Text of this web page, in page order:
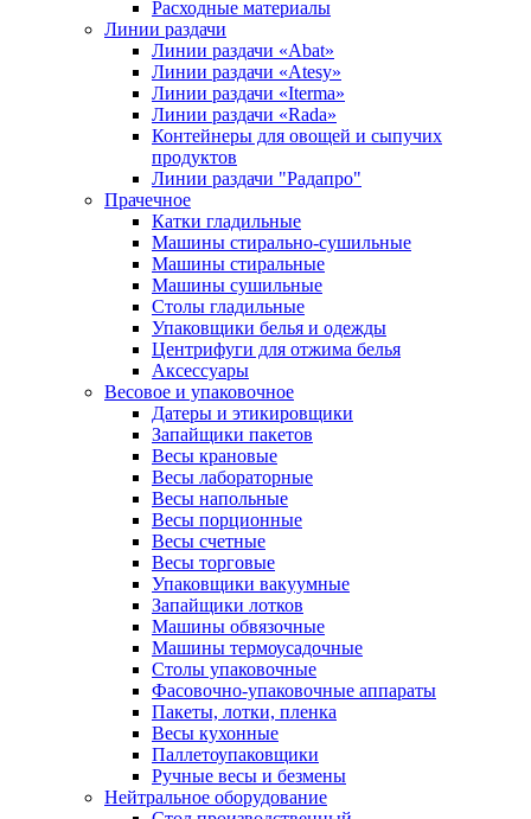
Расходные материалы
Линии раздачи
Линии раздачи «Abat»
Линии раздачи «Atesy»
Линии раздачи «Iterma»
Линии раздачи «Rada»
Контейнеры для овощей и сыпучих
продуктов
Линии раздачи "Радапро"
Прачечное
Катки гладильные
Машины стирально-сушильные
Машины стиральные
Машины сушильные
Столы гладильные
Упаковщики белья и одежды
Центрифуги для отжима белья
Аксессуары
Весовое и упаковочное
Датеры и этикировщики
Запайщики пакетов
Весы крановые
Весы лабораторные
Весы напольные
Весы порционные
Весы счетные
Весы торговые
Упаковщики вакуумные
Запайщики лотков
Машины обвязочные
Машины термоусадочные
Столы упаковочные
Фасовочно-упаковочные аппараты
Пакеты, лотки, пленка
Весы кухонные
Паллетоупаковщики
Ручные весы и безмены
Нейтральное оборудование